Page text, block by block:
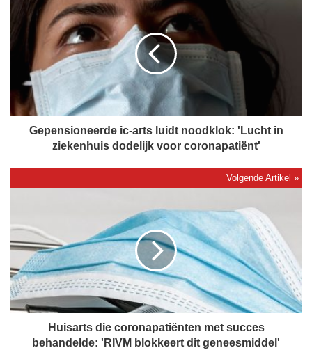
e
n
e
-
a
t
s
l
Gepensioneerde ic-arts luidt noodklok: 'Lucht in
ziekenhuis dodelijk voor coronapatiënt'
s
a
r
t
s
d
Huisarts die coronapatiënten met succes
behandelde: 'RIVM blokkeert dit geneesmiddel'